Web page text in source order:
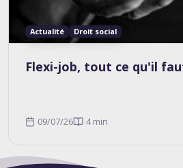
Actualité Droit social
Flexi-job, tout ce qu'il
09/07/26 4 min